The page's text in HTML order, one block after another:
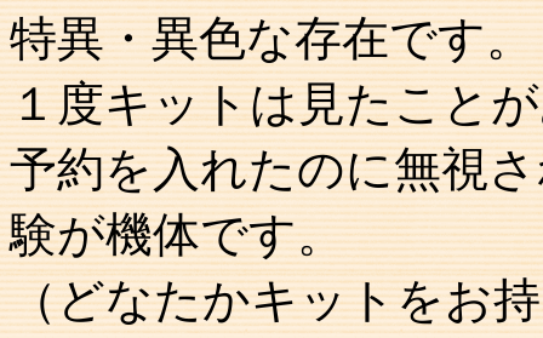
特異・異色な存在です。
１度キットは見たこと
予約を入れたのに無視
験が機体です。
（どなたかキットをお